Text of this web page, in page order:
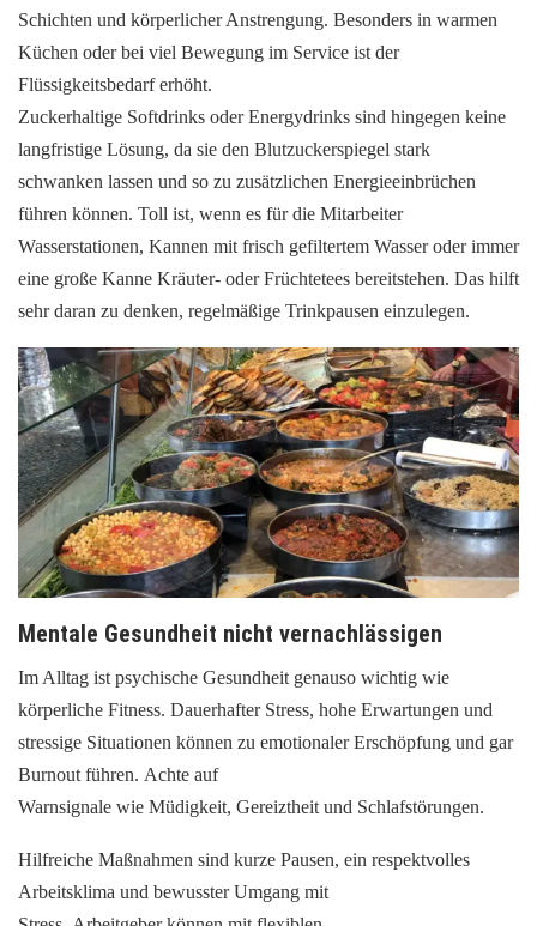
Schichten und körperlicher Anstrengung. Besonders in warmen
Küchen oder bei viel Bewegung im Service ist der
Flüssigkeitsbedarf erhöht.
Zuckerhaltige Softdrinks oder Energydrinks sind hingegen keine
langfristige Lösung, da sie den Blutzuckerspiegel stark
schwanken lassen und so zu zusätzlichen Energieeinbrüchen
führen können. Toll ist, wenn es für die Mitarbeiter
Wasserstationen, Kannen mit frisch gefiltertem Wasser oder immer
eine große Kanne Kräuter- oder Früchtetees bereitstehen. Das hilft
sehr daran zu denken, regelmäßige Trinkpausen einzulegen.
Mentale Gesundheit nicht vernachlässigen
Im Alltag ist psychische Gesundheit genauso wichtig wie
körperliche Fitness. Dauerhafter Stress, hohe Erwartungen und
stressige Situationen können zu emotionaler Erschöpfung und gar
Burnout führen. Achte auf
Warnsignale wie Müdigkeit, Gereiztheit und Schlafstörungen.
Hilfreiche Maßnahmen sind kurze Pausen, ein respektvolles
Arbeitsklima und bewusster Umgang mit